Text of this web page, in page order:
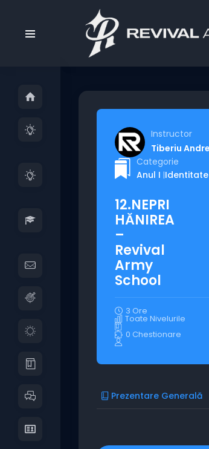
Instructor
Tiberiu
Categorie
Anul I |Identitate
12.NEPRI
HĂNIREA
–
Revival
Army
School
3 Ore
Toate Nivelurile
0 Chestionare
Prezentare Generală